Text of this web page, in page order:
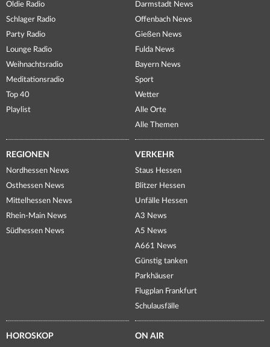
Oldie Radio
Schlager Radio
Party Radio
Lounge Radio
Weihnachtsradio
Meditationsradio
Top 40
Playlist
Darmstadt News
Offenbach News
Gießen News
Fulda News
Bayern News
Sport
Wetter
Alle Orte
Alle Themen
REGIONEN
Nordhessen News
Osthessen News
Mittelhessen News
Rhein-Main News
Südhessen News
VERKEHR
Staus Hessen
Blitzer Hessen
Unfälle Hessen
A3 News
A5 News
A661 News
Günstig tanken
Parkhäuser
Flugplan Frankfurt
Schulausfälle
HOROSKOP ON AIR